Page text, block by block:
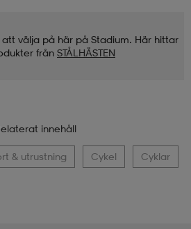
välja på här på Stadium. Här hittar
från STÅLHÄSTEN
innehåll
& utrustning Cykel Cyklar